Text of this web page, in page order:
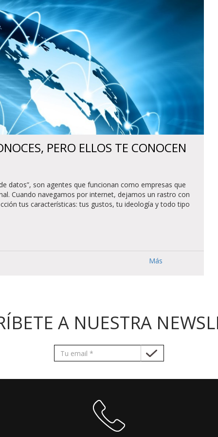
PERO ELLOS TE CONOCEN
datos”, son agentes que funcionan como empresas que
Cuando navegamos por internet, dejamos un rastro con
tus características: tus gustos, tu ideología y todo tipo
Más
A NUESTRA